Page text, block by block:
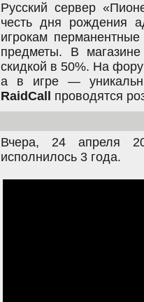
Русский сервер
честь дня рождения
игрокам
предметы. В
скидкой в 50%. На
а в игре —
RaidCall
проводятся
Вчера, 24 апреля
исполнилось 3 года.